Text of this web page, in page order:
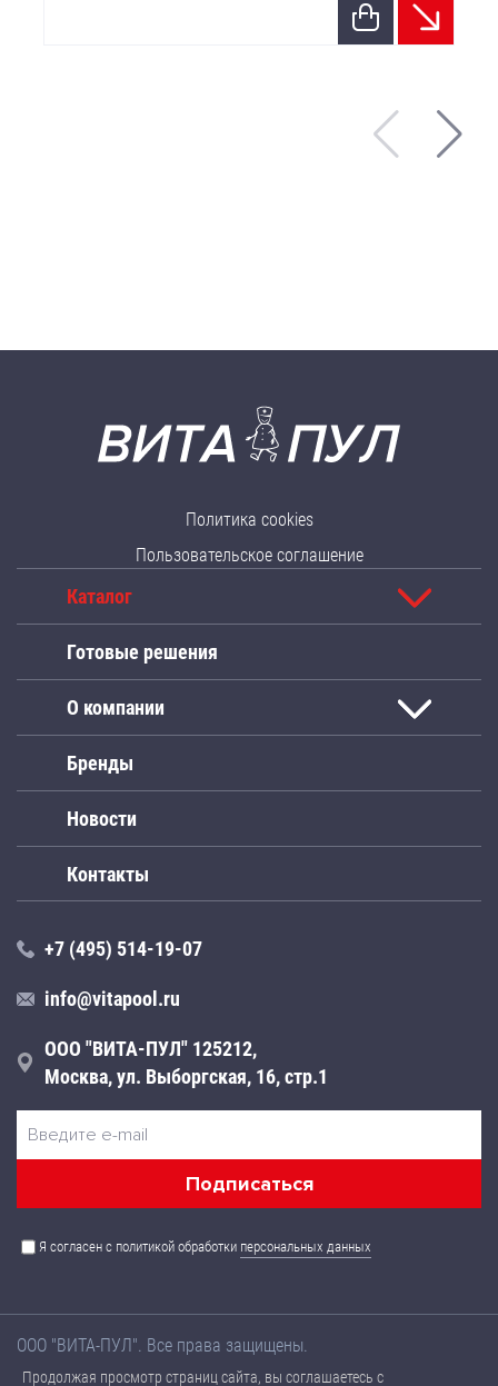
Политика cookies
Пользовательское соглашение
Каталог
Готовые решения
О компании
Бренды
Новости
Контакты
+7 (495) 514-19-07
info@vitapool.ru
ООО "ВИТА-ПУЛ" 125212,
Москва, ул. Выборгская, 16, стр.1
Я согласен с политикой обработки персональных данных
ООО "ВИТА-ПУЛ". Все права защищены.
Названия товаров, а также их технические характеристики,
Продолжая просмотр страниц сайта, вы соглашаетесь с